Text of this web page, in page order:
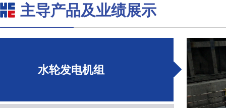
主导产品及业绩展示
水轮发电机组